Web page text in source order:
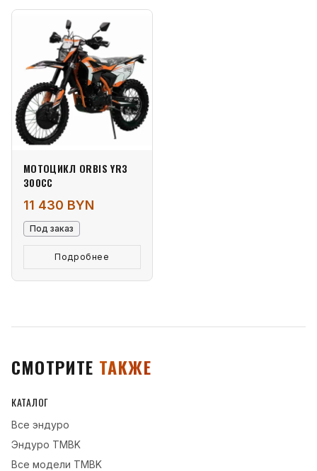
МОТОЦИКЛ ORBIS YR3
300СС
11 430 BYN
Под заказ
Подробнее
СМОТРИТЕ ТАКЖЕ
КАТАЛОГ
Все эндуро
Эндуро TMBK
Все модели TMBK